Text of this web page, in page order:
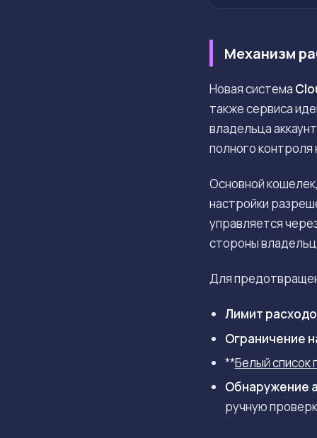
Механизм
Новая система
также сервиса
владельца
полного
Основной
настройки
управляется
стороны
Для
Лимит
Ограничение
**Белый список
Обнаружение
ручную